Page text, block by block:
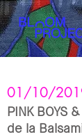
01/10/
PINK BOYS
de la